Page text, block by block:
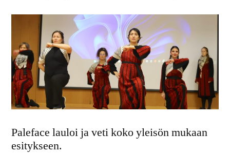
Paleface lauloi ja veti koko yleisön mukaan
esitykseen.